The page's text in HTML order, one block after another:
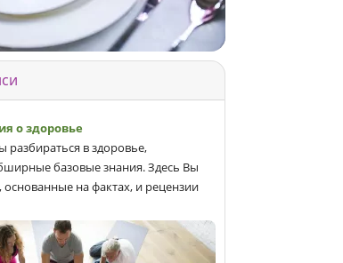
о здоровье
разбираться в здоровье,
базовые знания. Здесь Вы
основанные на фактах, и рецензии